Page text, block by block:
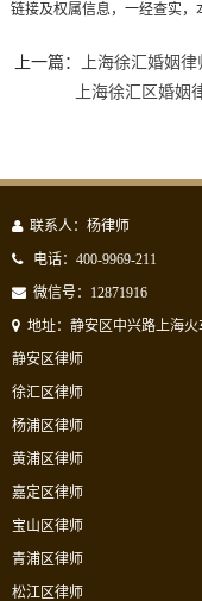
链接及权属信息，一经查实，
上一篇： 上海徐汇婚姻
上海徐汇区婚姻
联系人：杨律师
电话：400-9969-211
微信号：12871916
地址：静安区中兴路上海
静安区律师
徐汇区律师
杨浦区律师
黄浦区律师
嘉定区律师
宝山区律师
青浦区律师
松江区律师